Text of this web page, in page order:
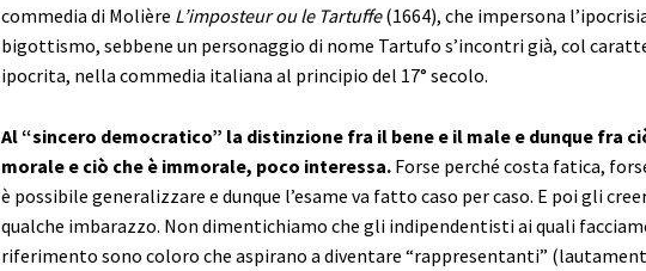
commedia di Molière L’imposteur ou le Tartuffe(1664), che impersona
bigottismo, sebbene un personaggio di nome Tartufo s’incontri già, col
ipocrita, nella commedia italiana al principio del 17° secolo.
Al “sincero democratico” la distinzione fra il bene e il male e dunque fra
morale e ciò che è immorale, poco interessa.Forse perché costa fatica,
è possibile generalizzare e dunque l’esame va fatto caso per caso. E poi gli
qualche imbarazzo. Non dimentichiamo che gli indipendentisti ai quali
riferimento sono coloro che aspirano a diventare “rappresentanti”